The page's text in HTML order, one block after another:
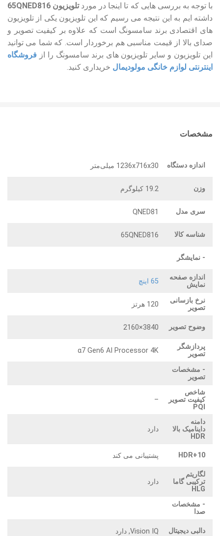
با توجه به بررسی هایی که تا اینجا در موردتلویزیون 65QNED816
داشته ایم به این نتیجه می رسیم که این تلویزیون یکی از تلویزیون
های اقتصادی برند سامسونگ است که علاوه بر کیفیت تصویر و
صدای بالا از قیمت مناسبی هم برخوردار است. که شما می توانید
این تلویزیون و سایر تلویزیون های برند سامسونگ را از فروشگاه
اینترنتی لوازم خانگی مولودیمال خریداری کنید.
مشخصات
اندازه دستگاه 1236x716x30 میلی‌متر
وزن 19.2 کیلوگرم
سری مدل QNED81
شناسه کالا 65QNED816
- نمایشگر
اندازه صفحه
نمایش
65 اینچ
نرخ بازسانی
تصویر
120 هرتز
وضوح تصویر 3840×2160
پردازشگر
تصویر
α7 Gen6 AI Processor 4K
- مشخصات
تصویر
شاخص
کیفیت تصویر
PQI
–
دامنه
داینامیک بالا
HDR
دارد
HDR+10 پشتیبانی می کند
لگاریتم
ترکیبی گاما
HLG
دارد
- مشخصات
صدا
دالبی دیجیتال Vision IQ, دارد